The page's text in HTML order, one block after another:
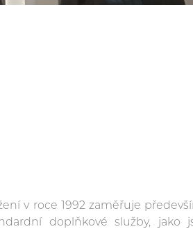
v roce 1992 zaměřuje
doplňkové služby, jako